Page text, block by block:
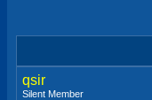
qsir
Silent Member